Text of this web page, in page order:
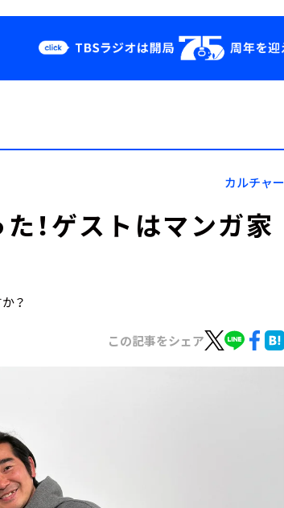
YouTube
カルチャー
！ゲストはマンガ家
？
この記事をシェア